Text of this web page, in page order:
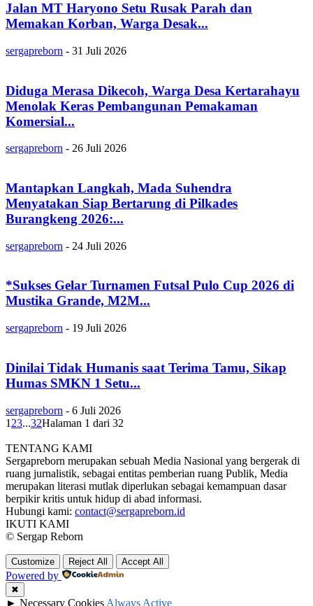
Jalan MT Haryono Setu Rusak Parah dan
Memakan Korban, Warga Desak...
sergapreborn - 31 Juli 2026
Diduga Merasa Dikecoh, Warga Desa Kertarahayu
Menolak Keras Pembangunan Pemakaman
Komersial...
sergapreborn - 26 Juli 2026
Mantapkan Langkah, Mada Suhendra
Menyatakan Siap Bertarung di Pilkades
Burangkeng 2026:...
sergapreborn - 24 Juli 2026
*Sukses Gelar Turnamen Futsal Pulo Cup 2026 di
Mustika Grande, M2M...
sergapreborn - 19 Juli 2026
Dinilai Tidak Humanis saat Terima Tamu, Sikap
Humas SMKN 1 Setu...
sergapreborn - 6 Juli 2026
1 23...32Halaman 1 dari 32
TENTANG KAMI
Sergapreborn merupakan sebuah Media Nasional yang bergerak di
ruang jurnalistik, sebagai entitas pemberian ruang Publik, Media
merupakan literasi mutlak diperlukan sebagai kemampuan dasar
berpikir kritis untuk hidup di abad informasi.
Hubungi kami: contact@sergapreborn.id
IKUTI KAMI
© Sergap Reborn
Customize Reject All Accept All
Powered by
✖
► Necessary Cookies Always Active